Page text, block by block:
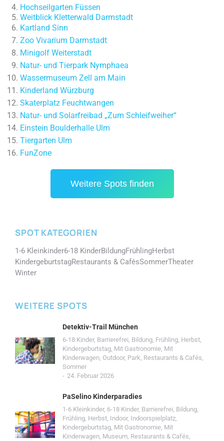
Hochseilgarten Füssen
Weitblick Kletterwald Darmstadt
Kartland Sinn
Zoo Vivarium Darmstadt
Minigolf Weiterstadt
Natur- und Tierpark Nymphaea
Wassermuseum Zell am Main
Kinderland Würzburg
Skaterplatz Feuchtwangen
Natur- und Solarfreibad „Zum Schleifweiher“
Einstein Boulderhalle Ulm
Tiergarten Ulm
FunZone
Weitere Spots finden
SPOT KATEGORIEN
1-6 Kleinkinder6-18 KinderBildungFrühlingHerbst
KindergeburtstagRestaurants & CafésSommerTheater
Winter
WEITERE SPOTS
Detektiv-Trail München
6-18 Kinder, Barrierefrei, Bildung, Frühling, Herbst,
Kindergeburtstag, Mit Gastronomie, Mit
Kinderwagen, Outdoor, Park, Restaurants & Cafés,
Sommer
24. Februar 2026
PaSelino Kinderparadies
1-6 Kleinkinder, 6-18 Kinder, Barrierefrei, Bildung,
Frühling, Herbst, Indoor, Indoorspielplatz,
Kindergeburtstag, Mit Gastronomie, Mit
Kinderwagen, Museum, Restaurants & Cafés,